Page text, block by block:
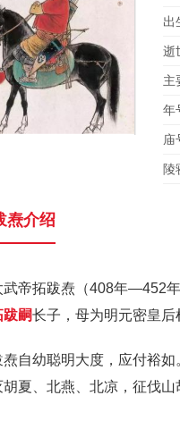
出
逝
主
年
庙
陵
焘介绍
武帝拓跋焘（408年—452
跋嗣长子，母为明元密皇后
焘自幼聪明大度，应付裕
胡夏、北燕、北凉，征伐